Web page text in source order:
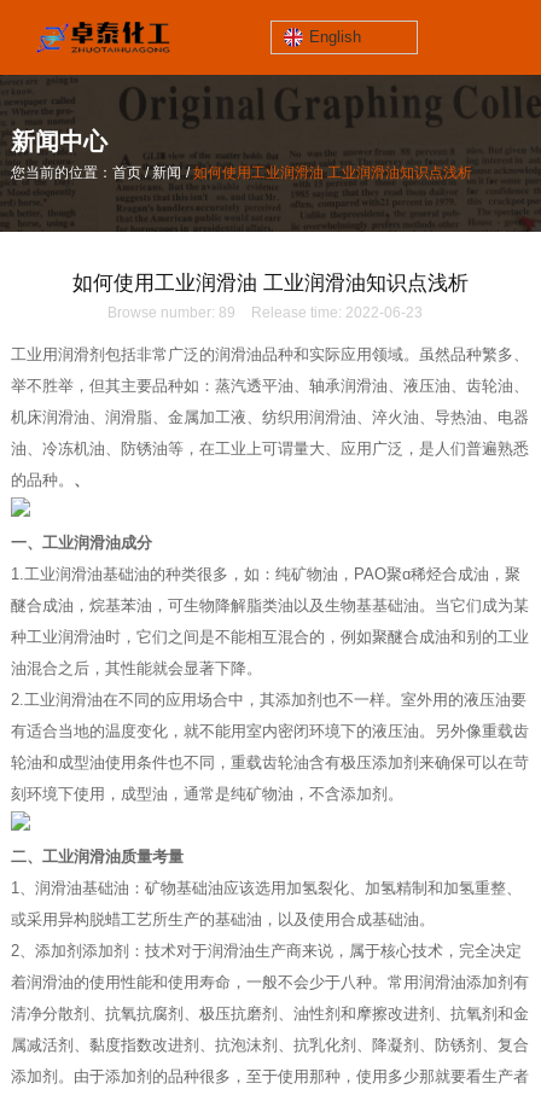
santungongyeyuan
contact number
186-4061-5258
Mail
lilian@lnzthg.com
English
English
关于我们
您当前的位置：首页 / 新闻 / 如何使用工业润滑油 工业润滑油知识点浅析
新闻中心
您当前的位置：首页/新闻 /如何使用工业润滑油 工业润滑油知识点浅析
如何使用工业润滑油 工业润滑油知识点浅析
Browse number: 89 Release time: 2022-06-23
工业用润滑剂包括非常广泛的润滑油品种和实际应用领域。虽然品种繁多、
举不胜举，但其主要品种如：蒸汽透平油、轴承润滑油、液压油、齿轮油、
机床润滑油、润滑脂、金属加工液、纺织用润滑油、淬火油、导热油、电器
油、冷冻机油、防锈油等，在工业上可谓量大、应用广泛，是人们普遍熟悉
的品种。 、
一、工业润滑油成分
1.工业润滑油基础油的种类很多，如：纯矿物油，PAO聚ɑ稀烃合成油，聚
醚合成油，烷基苯油，可生物降解脂类油以及生物基基础油。当它们成为某
种工业润滑油时，它们之间是不能相互混合的，例如聚醚合成油和别的工业
油混合之后，其性能就会显著下降。
2.工业润滑油在不同的应用场合中，其添加剂也不一样。室外用的液压油要
有适合当地的温度变化，就不能用室内密闭环境下的液压油。另外像重载齿
轮油和成型油使用条件也不同，重载齿轮油含有极压添加剂来确保可以在苛
刻环境下使用，成型油，通常是纯矿物油，不含添加剂。
二、工业润滑油质量考量
1、润滑油基础油：矿物基础油应该选用加氢裂化、加氢精制和加氢重整、
或采用异构脱蜡工艺所生产的基础油，以及使用合成基础油。
2、添加剂添加剂：技术对于润滑油生产商来说，属于核心技术，完全决定
着润滑油的使用性能和使用寿命，一般不会少于八种。常用润滑油添加剂有
清净分散剂、抗氧抗腐剂、极压抗磨剂、油性剂和摩擦改进剂、抗氧剂和金
属减活剂、黏度指数改进剂、抗泡沫剂、抗乳化剂、降凝剂、防锈剂、复合
添加剂。由于添加剂的品种很多，至于使用那种，使用多少那就要看生产者